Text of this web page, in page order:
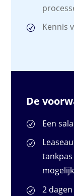
Kennis
De
Een
2